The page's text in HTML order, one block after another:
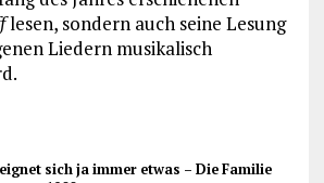
lesen, sondern auch seine Lesung
Liedern musikalisch
sich ja immer etwas – Die Familie